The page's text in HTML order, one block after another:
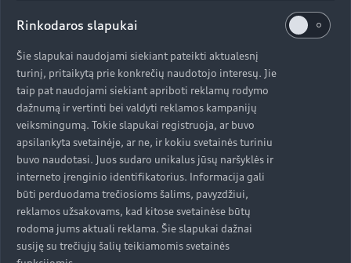
Rinkodaros slapukai
Šie slapukai naudojami siekiant pateikti aktualesnį
turinį, pritaikytą prie konkrečių naudotojo interesų. Jie
taip pat naudojami siekiant apriboti reklamų rodymo
dažnumą ir vertinti bei valdyti reklamos kampanijų
veiksmingumą. Tokie slapukai registruoja, ar buvo
apsilankyta svetainėje, ar ne, ir kokiu svetainės turiniu
buvo naudotasi. Juos sudaro unikalus jūsų naršyklės ir
interneto įrenginio identifikatorius. Informacija gali
būti perduodama trečiosioms šalims, pavyzdžiui,
reklamos užsakovams, kad kitose svetainėse būtų
rodoma jums aktuali reklama. Šie slapukai dažnai
susiję su trečiųjų šalių teikiamomis svetainės